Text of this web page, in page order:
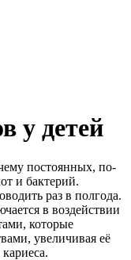
у детей
постоянных, по-
и бактерий.
раз в полгода.
в воздействии
которые
увеличивая её